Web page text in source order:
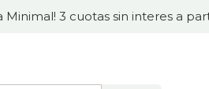
Minimal! 3 cuotas sin interes a